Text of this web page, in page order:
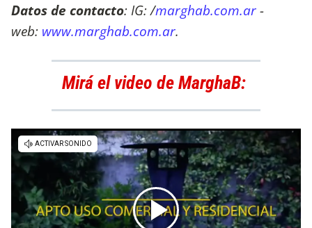
Datos de contacto: IG: /marghab.com.ar-
web: www.marghab.com.ar.
Mirá el video de MarghaB: